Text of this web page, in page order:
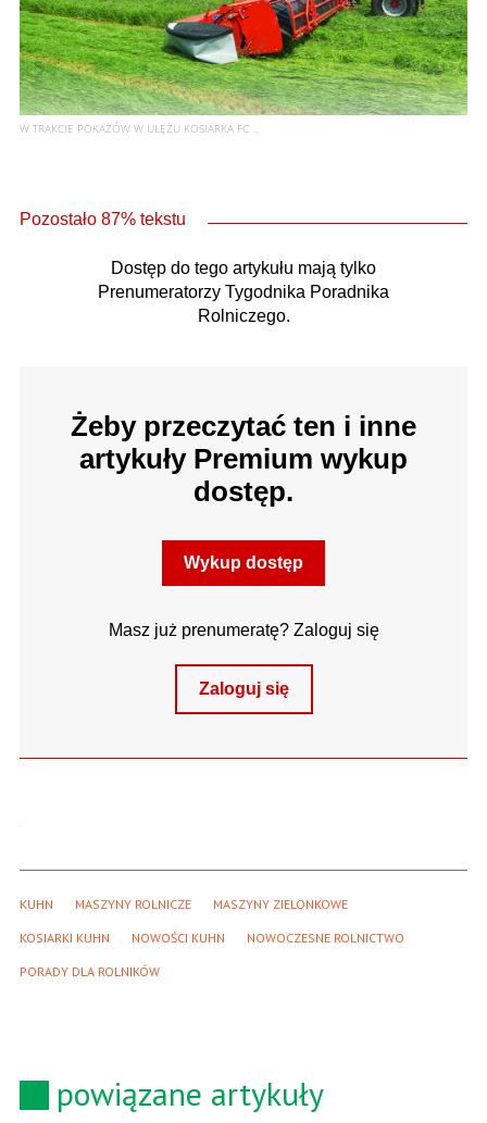
W TRAKCIE POKAZÓW W UŁĘŻU KOSIARKA FC ...
Pozostało 87% tekstu
Dostęp do tego artykułu mają tylko
Prenumeratorzy Tygodnika Poradnika
Rolniczego.
Żeby przeczytać ten i inne
artykuły Premium wykup
dostęp.
Wykup dostęp
Masz już prenumeratę? Zaloguj się
Zaloguj się
KUHN MASZYNY ROLNICZE MASZYNY ZIELONKOWE
KOSIARKI KUHN NOWOŚCI KUHN NOWOCZESNE ROLNICTWO
PORADY DLA ROLNIKÓW
powiązane artykuły